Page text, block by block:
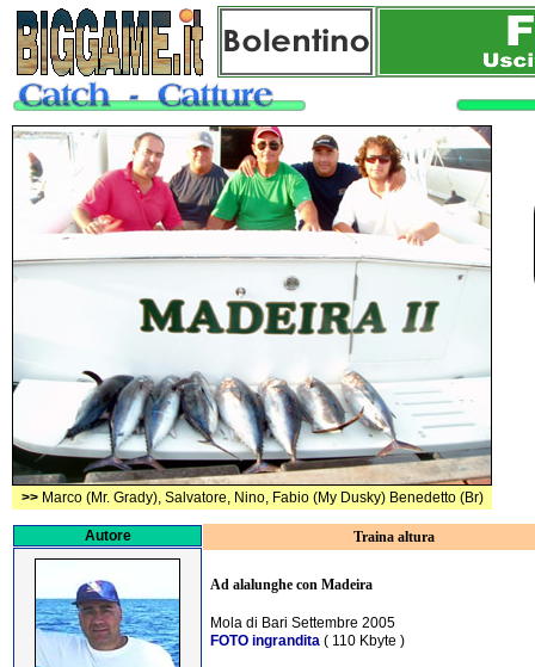
Autore Traina altura
Ad alalunghe con Madeira
Mola di Bari Settembre 2005
FOTO ingrandita ( 110 Kbyte )
>>Marco (Mr. Grady), Salvatore, Nino, Fabio (My Dusky) Benedetto (Br)